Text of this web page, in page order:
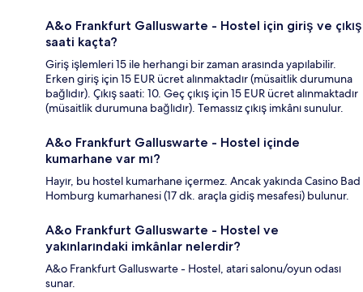
A&o Frankfurt Galluswarte - Hostel için giriş ve çıkış
saati kaçta?
Giriş işlemleri 15 ile herhangi bir zaman arasında yapılabilir.
Erken giriş için 15 EUR ücret alınmaktadır (müsaitlik durumuna
bağlıdır). Çıkış saati: 10. Geç çıkış için 15 EUR ücret alınmaktadır
(müsaitlik durumuna bağlıdır). Temassız çıkış imkânı sunulur.
A&o Frankfurt Galluswarte - Hostel içinde
kumarhane var mı?
Hayır, bu hostel kumarhane içermez. Ancak yakında Casino Bad
Homburg kumarhanesi (17 dk. araçla gidiş mesafesi) bulunur.
A&o Frankfurt Galluswarte - Hostel ve
yakınlarındaki imkânlar nelerdir?
A&o Frankfurt Galluswarte - Hostel, atari salonu/oyun odası
sunar.